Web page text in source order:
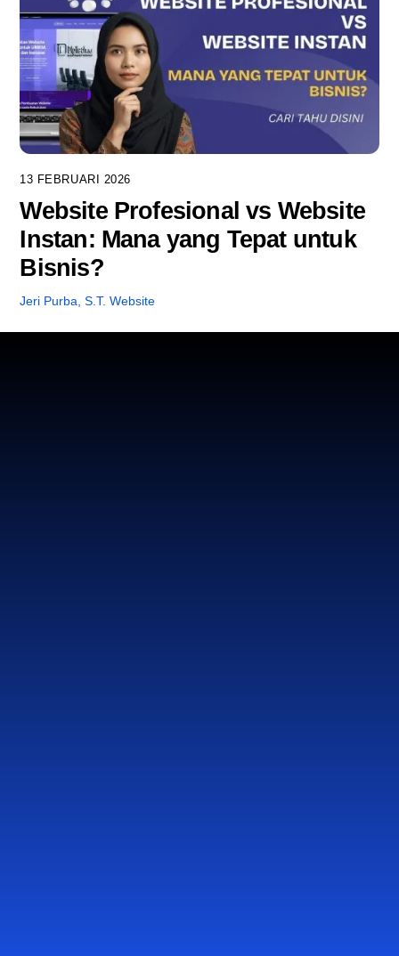
13 FEBRUARI 2026
Website Profesional vs Website
Instan: Mana yang Tepat untuk
Bisnis?
Jeri Purba, S.T. Website